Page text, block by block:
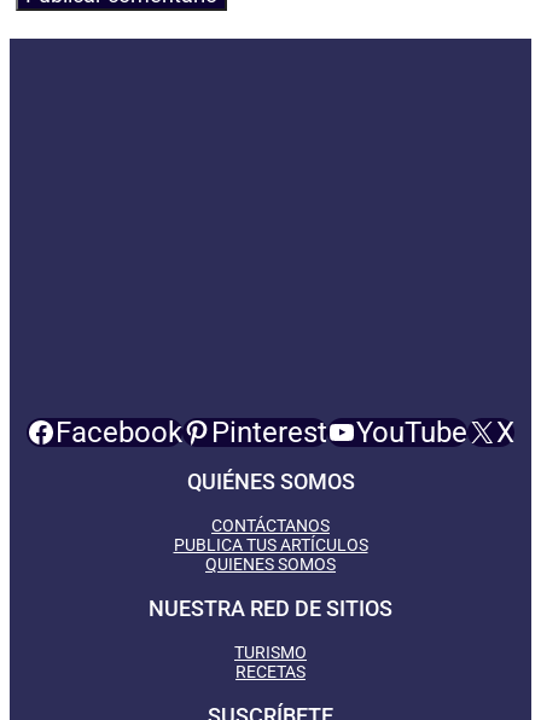
Facebook Pinterest YouTube X
QUIÉNES SOMOS
CONTÁCTANOS
PUBLICA TUS ARTÍCULOS
QUIENES SOMOS
NUESTRA RED DE SITIOS
TURISMO
RECETAS